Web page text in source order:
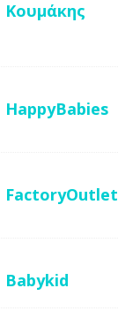
Κουμάκης
HappyBabies
FactoryOutlet
Babykid